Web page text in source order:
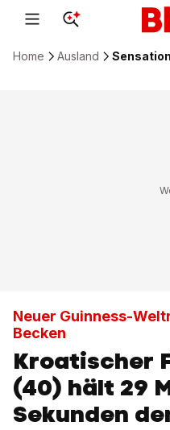
Home Ausland
Neuer Guinness-
Becken
Kroatischer
(40) hält 29
Sekunden